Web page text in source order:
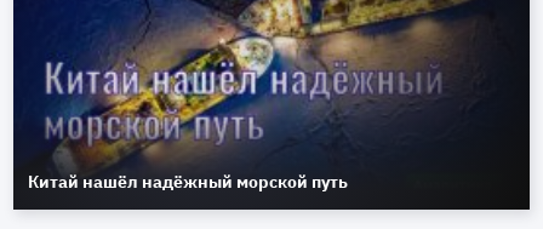
Китай нашёл надёжный морской путь